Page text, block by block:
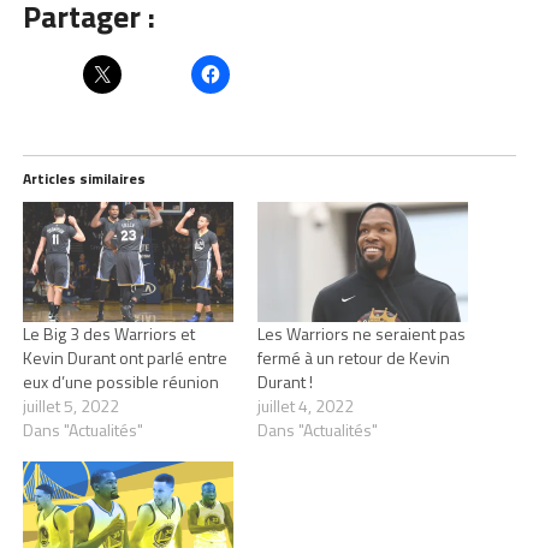
Partager :
Articles similaires
Le Big 3 des Warriors et
Kevin Durant ont parlé entre
eux d’une possible réunion
juillet 5, 2022
Dans "Actualités"
Les Warriors ne seraient pas
fermé à un retour de Kevin
Durant !
juillet 4, 2022
Dans "Actualités"